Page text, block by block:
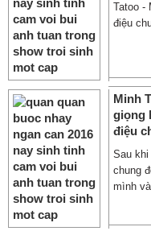
Tatoo -
điệu
Minh
giọng
điệu
Sau
chung
mình